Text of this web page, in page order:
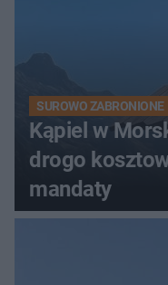
SUROWO ZABRONIONE
Kąpiel w
drogo
mandaty